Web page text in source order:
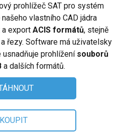
prohlížeč SAT pro systém
vlastního CAD jádra
a export ACIS formátů, stejně
řezy. Software má uživatelsky
prohlížení souborů
a dalších formátů.
KOUPIT